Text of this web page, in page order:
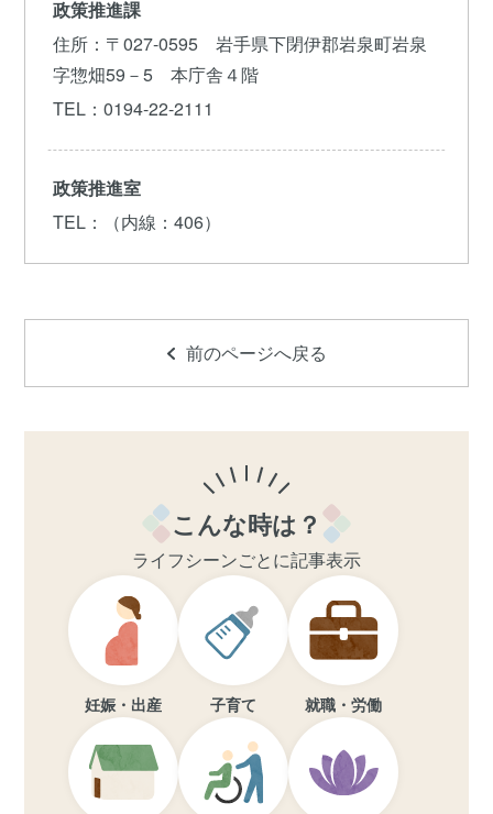
政策推進課
住所 ：〒027-0595 岩手県下閉伊郡岩泉町岩泉
字惣畑59－5 本庁舎４階
TEL ：0194-22-2111
政策推進室
TEL ：（内線：406）
前のページへ戻る
こんな時は？
ライフシーンごとに記事表示
妊娠・出産 子育て 就職・労働